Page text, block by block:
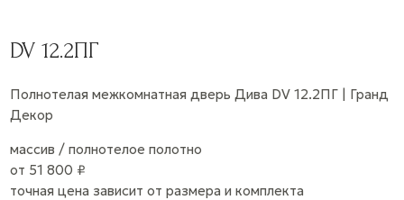
DV 12.2ПГ
Полнотелая межкомнатная дверь Дива DV 12.2ПГ | Гранд
Декор
массив / полнотелое полотно
от 51 800 ₽
точная цена зависит от размера и комплекта